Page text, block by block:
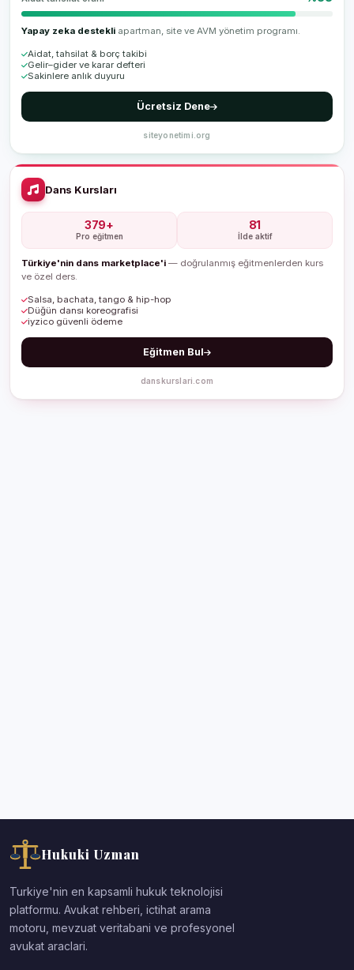
Yapay zeka destekli apartman, site ve AVM yönetim programı.
Aidat, tahsilat & borç takibi
Gelir–gider ve karar defteri
Sakinlere anlık duyuru
Ücretsiz Dene
siteyonetimi.org
Dans Kursları
379+
Pro eğitmen
81
İlde aktif
Türkiye'nin dans marketplace'i — doğrulanmış eğitmenlerden kurs
ve özel ders.
Salsa, bachata, tango & hip-hop
Düğün dansı koreografisi
iyzico güvenli ödeme
Eğitmen Bul
danskurslari.com
Hukuki Uzman
Turkiye'nin en kapsamli hukuk teknolojisi
platformu. Avukat rehberi, ictihat arama
motoru, mevzuat veritabani ve profesyonel
avukat araclari.